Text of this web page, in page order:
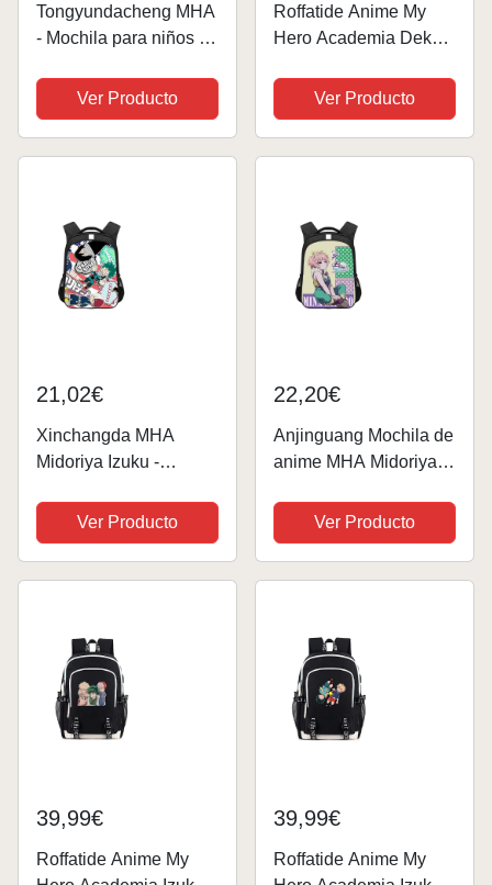
Tongyundacheng MHA
- Mochila para niños y
Deku Midoriya, Izuku,
Bakugo, Katsuki,
mochila escolar,
Ver Producto
Roffatide Anime My
Hero Academia Deku
Escolar con
Estampado Completo
Mochila MHA
Ver Producto
21,02€
Xinchangda MHA
Midoriya Izuku -
anime Bakugō Katsuki
con impresión 3D,
bolsa de viaje, mochila
Ver Producto
22,20€
Anjinguang Mochila de
anime MHA Midoriya
mochila escolar para
niños, niñas,
estudiantes, mochila
Ver Producto
39,99€
Roffatide Anime My
39,99€
Roffatide Anime My